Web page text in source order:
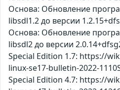
Основа: Обновление
libsdl1.2 до версии
Основа: Обновление
libsdl2 до версии
Special Edition 1.7: https://
linux-se17-bulletin-2022-
Special Edition 4.7: https://